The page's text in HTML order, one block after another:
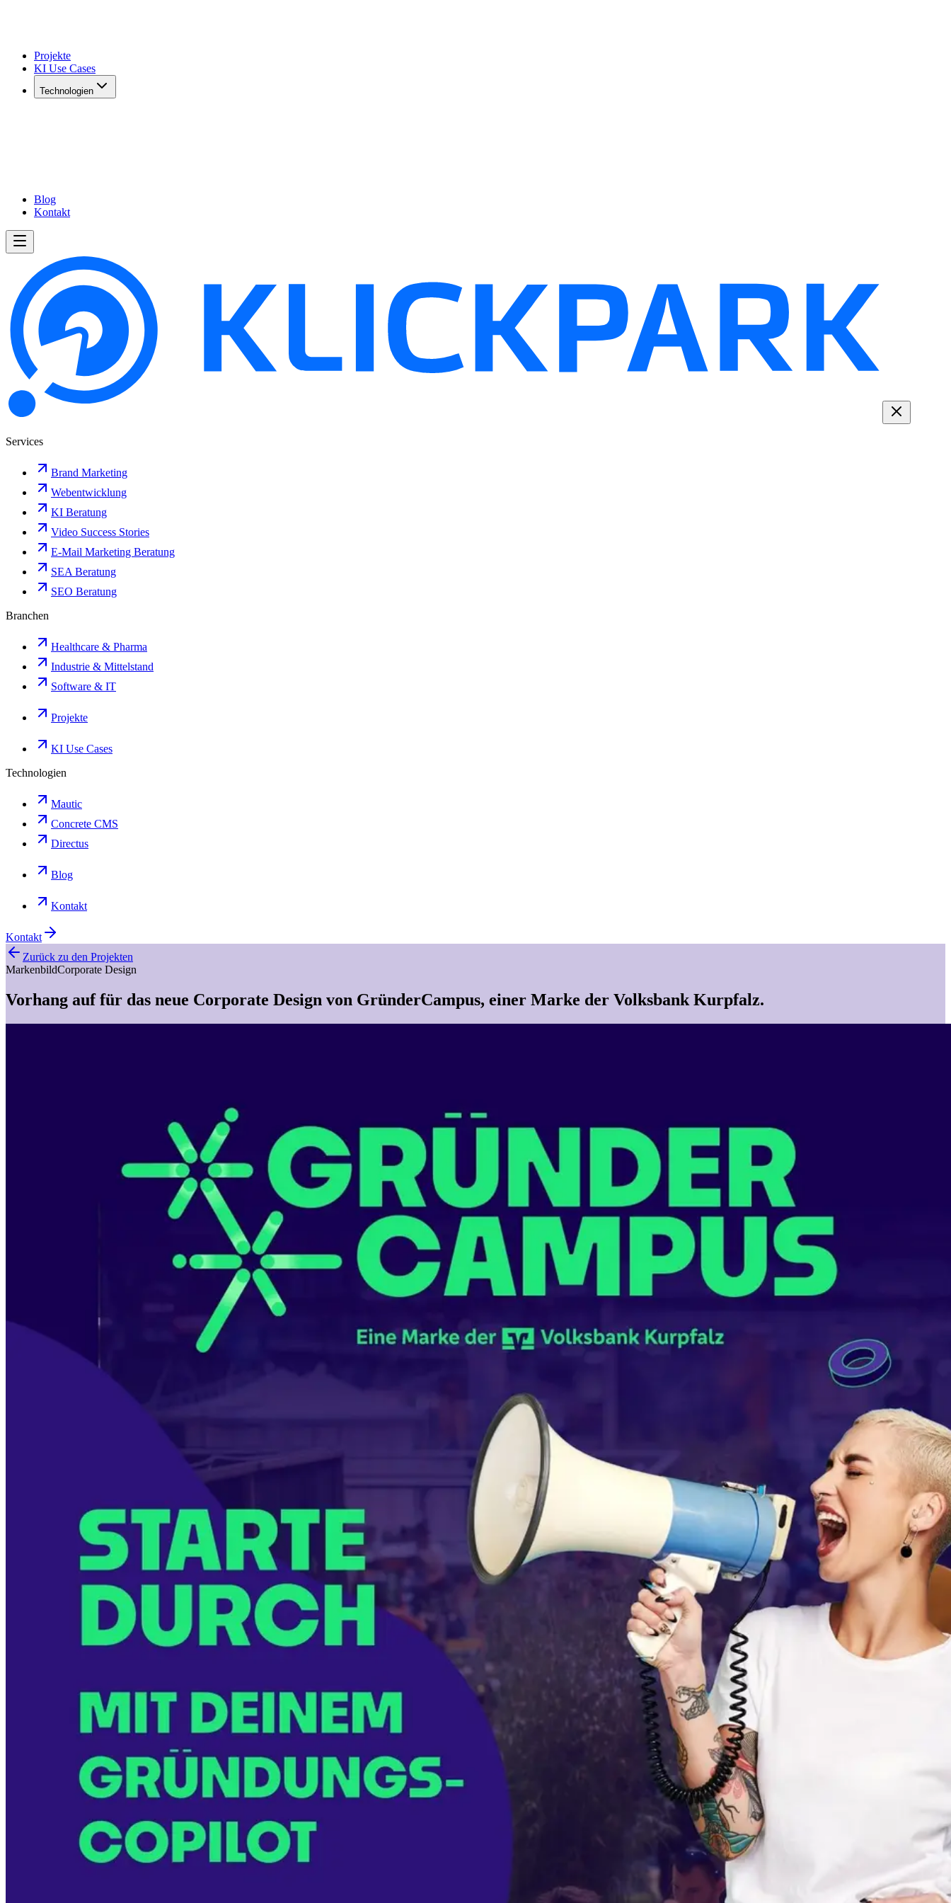
Projekte
KI Use Cases
Technologien
Blog
Kontakt
Services
Brand Marketing
Webentwicklung
KI Beratung
Video Success Stories
E-Mail Marketing Beratung
SEA Beratung
SEO Beratung
Branchen
Healthcare & Pharma
Industrie & Mittelstand
Software & IT
Projekte
KI Use Cases
Technologien
Mautic
Concrete CMS
Directus
Blog
Kontakt
Kontakt
Zurück zu den Projekten
MarkenbildCorporate Design
Vorhang auf für das neue Corporate Design von GründerCampus, einer Marke der Volksbank Kurpfalz.